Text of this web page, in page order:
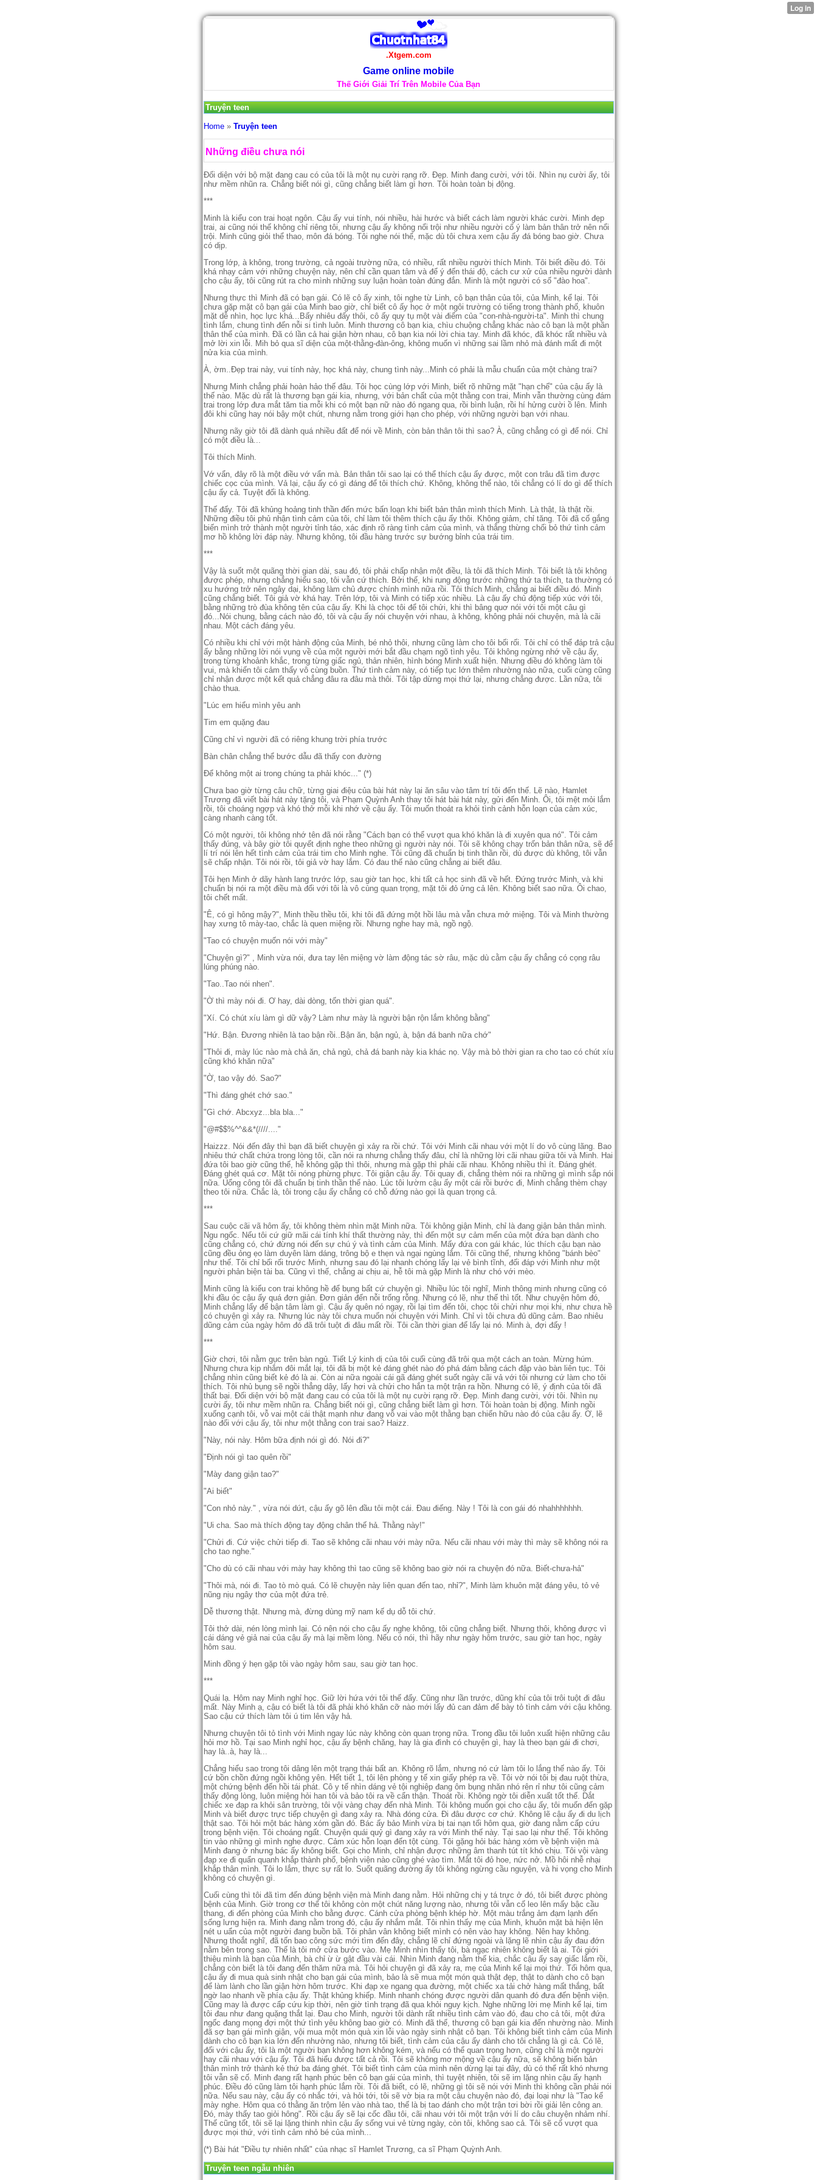
.Xtgem.com
Game online mobile
Thế Giới Giải Trí Trên Mobile Của Bạn
Truyện teen
Home » Truyện teen
Những điều chưa nói
Đối diện với bộ mặt đang cau có của tôi là một nụ cười rạng rỡ. Đẹp. Minh đang cười, với tôi. Nhìn nụ cười ấy, tôi
như mềm nhũn ra. Chẳng biết nói gì, cũng chẳng biết làm gì hơn. Tôi hoàn toàn bị động.
***
Minh là kiểu con trai hoạt ngôn. Cậu ấy vui tính, nói nhiều, hài hước và biết cách làm người khác cười. Minh đẹp
trai, ai cũng nói thế không chỉ riêng tôi, nhưng cậu ấy không nổi trội như nhiều người cố ý làm bản thân trở nên nổi
trội. Minh cũng giỏi thể thao, môn đá bóng. Tôi nghe nói thế, mặc dù tôi chưa xem cậu ấy đá bóng bao giờ. Chưa
có dịp.
Trong lớp, à không, trong trường, cả ngoài trường nữa, có nhiều, rất nhiều người thích Minh. Tôi biết điều đó. Tôi
khá nhạy cảm với những chuyện này, nên chỉ cần quan tâm và để ý đến thái độ, cách cư xử của nhiều người dành
cho cậu ấy, tôi cũng rút ra cho mình những suy luận hoàn toàn đúng đắn. Minh là một người có số "đào hoa".
Nhưng thực thì Minh đã có bạn gái. Có lẽ cô ấy xinh, tôi nghe từ Linh, cô bạn thân của tôi, của Minh, kể lại. Tôi
chưa gặp mặt cô bạn gái của Minh bao giờ, chỉ biết cô ấy học ở một ngôi trường có tiếng trong thành phố, khuôn
mặt dễ nhìn, học lực khá...Bấy nhiêu đấy thôi, cô ấy quy tụ một vài điểm của "con-nhà-người-ta". Minh thì chung
tình lắm, chung tình đến nỗi si tình luôn. Minh thương cô bạn kia, chìu chuộng chẳng khác nào cô bạn là một phần
thân thể của mình. Đã có lần cả hai giận hờn nhau, cô bạn kia nói lời chia tay. Minh đã khóc, đã khóc rất nhiều và
mở lời xin lỗi. Mih bỏ qua sĩ diện của một-thằng-đàn-ông, không muốn vì những sai lầm nhỏ mà đánh mất đi một
nửa kia của mình.
À, ờm..Đẹp trai này, vui tính này, học khá này, chung tình này...Minh có phải là mẫu chuẩn của một chàng trai?
Nhưng Minh chẳng phải hoàn hảo thế đâu. Tôi học cùng lớp với Minh, biết rõ những mặt "hạn chế" của cậu ấy là
thế nào. Mặc dù rất là thương bạn gái kia, nhưng, với bản chất của một thằng con trai, Minh vẫn thường cùng đám
trai trong lớp đưa mắt tăm tia mỗi khi có một bạn nữ nào đó ngang qua, rồi bình luận, rồi hí hửng cười ồ lên. Minh
đôi khi cũng hay nói bậy một chút, nhưng nằm trong giới hạn cho phép, với những người bạn với nhau.
Nhưng nãy giờ tôi đã dành quá nhiều đất để nói về Minh, còn bản thân tôi thì sao? À, cũng chẳng có gì để nói. Chỉ
có một điều là...
Tôi thích Minh.
Vớ vẩn, đây rõ là một điều vớ vẩn mà. Bản thân tôi sao lại có thể thích cậu ấy được, một con trâu đã tìm được
chiếc cọc của mình. Vả lại, cậu ấy có gì đáng để tôi thích chứ. Không, không thể nào, tôi chẳng có lí do gì để thích
cậu ấy cả. Tuyệt đối là không.
Thế đấy. Tôi đã khủng hoảng tinh thần đến mức bấn loạn khi biết bản thân mình thích Minh. Là thật, là thật rồi.
Những điều tôi phủ nhận tình cảm của tôi, chỉ làm tôi thêm thích cậu ấy thôi. Không giảm, chỉ tăng. Tôi đã cố gắng
biến mình trở thành một người tỉnh táo, xác định rõ ràng tình cảm của mình, và thẳng thừng chối bỏ thứ tình cảm
mơ hồ không lời đáp này. Nhưng không, tôi đầu hàng trước sự bướng bỉnh của trái tim.
***
Vậy là suốt một quãng thời gian dài, sau đó, tôi phải chấp nhận một điều, là tôi đã thích Minh. Tôi biết là tôi không
được phép, nhưng chẳng hiểu sao, tôi vẫn cứ thích. Bởi thế, khi rung động trước những thứ ta thích, ta thường có
xu hướng trở nên ngây dại, không làm chủ được chính mình nữa rồi. Tôi thích Minh, chẳng ai biết điều đó. Minh
cũng chẳng biết. Tôi giả vờ khá hay. Trên lớp, tôi và Minh có tiếp xúc nhiều. Là cậu ấy chủ động tiếp xúc với tôi,
bằng những trò đùa không tên của cậu ấy. Khi là chọc tôi để tôi chửi, khi thì bâng quơ nói với tôi một câu gì
đó...Nói chung, bằng cách nào đó, tôi và cậu ấy nói chuyện với nhau, à không, không phải nói chuyện, mà là cãi
nhau. Một cách đáng yêu.
Có nhiều khi chỉ với một hành động của Minh, bé nhỏ thôi, nhưng cũng làm cho tôi bối rối. Tôi chỉ có thể đáp trả cậu
ấy bằng những lời nói vụng về của một người mới bắt đầu chạm ngõ tình yêu. Tôi không ngừng nhớ về cậu ấy,
trong từng khoảnh khắc, trong từng giấc ngủ, thản nhiên, hình bóng Minh xuất hiện. Nhưng điều đó không làm tôi
vui, mà khiến tôi cảm thấy vô cùng buồn. Thứ tình cảm này, có tiếp tục lớn thêm nhường nào nữa, cuối cùng cũng
chỉ nhận được một kết quả chẳng đâu ra đâu mà thôi. Tôi tập dừng mọi thứ lại, nhưng chẳng được. Lần nữa, tôi
chào thua.
"Lúc em hiểu mình yêu anh
Tim em quặng đau
Cũng chỉ vì người đã có riêng khung trời phía trước
Bàn chân chẳng thể bước dẫu đã thấy con đường
Để không một ai trong chúng ta phải khóc..." (*)
Chưa bao giờ từng câu chữ, từng giai điệu của bài hát này lại ăn sâu vào tâm trí tôi đến thế. Lẽ nào, Hamlet
Trương đã viết bài hát này tặng tôi, và Phạm Quỳnh Anh thay tôi hát bài hát này, gửi đến Minh. Ôi, tôi mệt mỏi lắm
rồi, tôi choáng ngợp và khó thở mỗi khi nhớ về cậu ấy. Tôi muốn thoát ra khỏi tình cảnh hỗn loạn của cảm xúc,
càng nhanh càng tốt.
Có một người, tôi không nhớ tên đã nói rằng "Cách bạn có thể vượt qua khó khăn là đi xuyên qua nó". Tôi cảm
thấy đúng, và bây giờ tôi quyết định nghe theo những gì người này nói. Tôi sẽ không chạy trốn bản thân nữa, sẽ để
lí trí nói lên hết tình cảm của trái tim cho Minh nghe. Tôi cũng đã chuẩn bị tinh thần rồi, dù được dù không, tôi vẫn
sẽ chấp nhận. Tôi nói rồi, tôi giả vờ hay lắm. Có đau thế nào cũng chẳng ai biết đâu.
Tôi hẹn Minh ở dãy hành lang trước lớp, sau giờ tan học, khi tất cả học sinh đã về hết. Đứng trước Minh, và khi
chuẩn bị nói ra một điều mà đối với tôi là vô cùng quan trọng, mặt tôi đỏ ửng cả lên. Không biết sao nữa. Ôi chao,
tôi chết mất.
"Ê, có gì hông mậy?", Minh thều thều tôi, khi tôi đã đứng một hồi lâu mà vẫn chưa mở miệng. Tôi và Minh thường
hay xưng tô mày-tao, chắc là quen miệng rồi. Nhưng nghe hay mà, ngồ ngộ.
"Tao có chuyện muốn nói với mày"
"Chuyện gì?" , Minh vừa nói, đưa tay lên miệng vờ làm động tác sờ râu, mặc dù cằm cậu ấy chẳng có cọng râu
lúng phúng nào.
"Tao..Tao nói nhen".
"Ờ thì mày nói đi. Ơ hay, dài dòng, tốn thời gian quá".
"Xí. Có chút xíu làm gì dữ vậy? Làm như mày là người bận rộn lắm không bằng"
"Hứ. Bận. Đương nhiên là tao bận rồi..Bận ăn, bận ngủ, à, bận đá banh nữa chớ"
"Thôi đi, mày lúc nào mà chả ăn, chả ngủ, chả đá banh này kia khác nọ. Vậy mà bỏ thời gian ra cho tao có chút xíu
cũng khó khăn nữa"
"Ờ, tao vậy đó. Sao?"
"Thì đáng ghét chớ sao."
"Gì chớ. Abcxyz...bla bla..."
"@#$$%^^&&*(////...."
Haizzz. Nói đến đây thì bạn đã biết chuyện gì xảy ra rồi chứ. Tôi với Minh cãi nhau với một lí do vô cùng lãng. Bao
nhiêu thứ chất chứa trong lòng tôi, cần nói ra nhưng chẳng thấy đâu, chỉ là những lời cãi nhau giữa tôi và Minh. Hai
đứa tôi bao giờ cũng thế, hễ không gặp thì thôi, nhưng mà gặp thì phải cãi nhau. Không nhiều thì ít. Đáng ghét.
Đáng ghét quá cơ. Mặt tôi nóng phừng phực. Tôi giận cậu ấy. Tôi quay đi, chẳng thèm nói ra những gì mình sắp nói
nữa. Uổng công tôi đã chuẩn bị tinh thần thế nào. Lúc tôi lườm cậu ấy một cái rồi bước đi, Minh chẳng thèm chạy
theo tôi nữa. Chắc là, tôi trong cậu ấy chẳng có chỗ đứng nào gọi là quan trọng cả.
***
Sau cuộc cãi vã hôm ấy, tôi không thèm nhìn mặt Minh nữa. Tôi không giận Minh, chỉ là đang giận bản thân mình.
Ngu ngốc. Nếu tôi cứ giữ mãi cái tính khí thất thường này, thì đến một sự cảm mến của một đứa bạn dành cho
cũng chẳng có, chứ đừng nói đến sự chú ý và tình cảm của Minh. Mấy đứa con gái khác, lúc thích cậu bạn nào
cũng đều ỏng ẹo làm duyên làm dáng, trông bộ e thẹn và ngại ngùng lắm. Tôi cũng thế, nhưng không "bánh bèo"
như thế. Tôi chỉ bối rối trước Minh, nhưng sau đó lại nhanh chóng lấy lại vẻ bình tĩnh, đối đáp với Minh như một
người phản biện tài ba. Cũng vì thế, chẳng ai chịu ai, hễ tôi mà gặp Minh là như chó với mèo.
Minh cũng là kiểu con trai không hề để bụng bất cứ chuyện gì. Nhiều lúc tôi nghĩ, Minh thông minh nhưng cũng có
khi đầu óc cậu ấy quá đơn giản. Đơn giản đến nỗi trống rỗng. Nhưng có lẽ, như thế thì tốt. Như chuyện hôm đó,
Minh chẳng lấy để bận tâm làm gì. Cậu ấy quên nó ngay, rồi lại tìm đến tôi, chọc tôi chửi như mọi khi, như chưa hề
có chuyện gì xảy ra. Nhưng lúc này tôi chưa muốn nói chuyện với Minh. Chỉ vì tôi chưa đủ dũng cảm. Bao nhiêu
dũng cảm của ngày hôm đó đã trôi tuột đi đâu mất rồi. Tôi cần thời gian để lấy lại nó. Minh à, đợi đấy !
***
Giờ chơi, tôi nằm gục trên bàn ngủ. Tiết Lý kinh dị của tôi cuối cùng đã trôi qua một cách an toàn. Mừng húm.
Nhưng chưa kịp nhắm đôi mắt lại, tôi đã bị một kẻ đáng ghét nào đó phá đám bằng cách đập vào bàn liên tục. Tôi
chẳng nhìn cũng biết kẻ đó là ai. Còn ai nữa ngoài cái gã đáng ghét suốt ngày cãi vả với tôi nhưng cứ làm cho tôi
thích. Tôi nhủ bụng sẽ ngồi thẳng dậy, lấy hơi và chửi cho hắn ta một trận ra hồn. Nhưng có lẽ, ý định của tôi đã
thất bại. Đối diện với bộ mặt đang cau có của tôi là một nụ cười rạng rỡ. Đẹp. Minh đang cười, với tôi. Nhìn nụ
cười ấy, tôi như mềm nhũn ra. Chẳng biết nói gì, cũng chẳng biết làm gì hơn. Tôi hoàn toàn bị động. Minh ngồi
xuống cạnh tôi, vỗ vai một cái thật mạnh như đang vỗ vai vào một thằng bạn chiến hữu nào đó của cậu ấy. Ơ, lẽ
nào đối với cậu ấy, tôi như một thằng con trai sao? Haizz.
"Này, nói này. Hôm bữa định nói gì đó. Nói đi?"
"Định nói gì tao quên rồi"
"Mày đang giận tao?"
"Ai biết"
"Con nhỏ này." , vừa nói dứt, cậu ấy gõ lên đầu tôi một cái. Đau điếng. Này ! Tôi là con gái đó nhahhhhhhh.
"Ui cha. Sao mà thích động tay động chân thế hả. Thằng này!"
"Chửi đi. Cứ việc chửi tiếp đi. Tao sẽ không cãi nhau với mày nữa. Nếu cãi nhau với mày thì mày sẽ không nói ra
cho tao nghe."
"Cho dù có cãi nhau với mày hay không thì tao cũng sẽ không bao giờ nói ra chuyện đó nữa. Biết-chưa-hả"
"Thôi mà, nói đi. Tao tò mò quá. Có lẽ chuyện này liên quan đến tao, nhỉ?", Minh làm khuôn mặt đáng yêu, tỏ vẻ
nũng nịu ngây thơ của một đứa trẻ.
Dễ thương thật. Nhưng mà, đừng dùng mỹ nam kế dụ dỗ tôi chứ.
Tôi thở dài, nén lòng mình lại. Có nên nói cho cậu ấy nghe không, tôi cũng chẳng biết. Nhưng thôi, không được vì
cái dáng vẻ giả nai của cậu ấy mà lại mềm lòng. Nếu có nói, thì hãy như ngày hôm trước, sau giờ tan học, ngày
hôm sau.
Minh đồng ý hẹn gặp tôi vào ngày hôm sau, sau giờ tan học.
***
Quái lạ. Hôm nay Minh nghỉ học. Giữ lời hứa với tôi thế đấy. Cũng như lần trước, dũng khí của tôi trôi tuột đi đâu
mất. Này Minh ạ, cậu có biết là tôi đã phải khó khăn cỡ nào mới lấy đủ can đảm để bày tỏ tình cảm với cậu không.
Sao cậu cứ thích làm tôi ú tim lên vậy hả.
Nhưng chuyện tôi tỏ tình với Minh ngay lúc này không còn quan trọng nữa. Trong đầu tôi luôn xuất hiện những câu
hỏi mơ hồ. Tại sao Minh nghỉ học, cậu ấy bệnh chăng, hay là gia đình có chuyện gì, hay là theo bạn gái đi chơi,
hay là..à, hay là...
Chẳng hiểu sao trong tôi dâng lên một trạng thái bất an. Không rõ lắm, nhưng nó cứ làm tôi lo lắng thế nào ấy. Tôi
cứ bồn chồn đứng ngồi không yên. Hết tiết 1, tôi lên phòng y tế xin giấy phép ra về. Tôi vờ nói tôi bị đau ruột thừa,
một chứng bệnh đến hồi tái phát. Cô y tế nhìn dáng vẻ tội nghiệp đang ôm bụng nhăn nhó rên rỉ như tôi cũng cảm
thấy động lòng, luôn miệng hỏi han tôi và bảo tôi ra về cẩn thận. Thoát rồi. Không ngờ tôi diễn xuất tốt thế. Dắt
chiếc xe đạp ra khỏi sân trường, tôi vội vàng chạy đến nhà Minh. Tôi không muốn gọi cho cậu ấy, tôi muốn đến gặp
Minh và biết được trực tiếp chuyện gì đang xảy ra. Nhà đóng cửa. Đi đâu được cơ chứ. Không lẽ cậu ấy đi du lịch
thật sao. Tôi hỏi một bác hàng xóm gần đó. Bác ấy bảo Minh vừa bị tai nạn tối hôm qua, giờ đang nằm cấp cứu
trong bệnh viện. Tôi choáng ngất. Chuyện quái quỷ gì đang xảy ra với Minh thế này. Tại sao lại như thế. Tôi không
tin vào những gì mình nghe được. Cảm xúc hỗn loạn đến tột cùng. Tôi gặng hỏi bác hàng xóm về bệnh viện mà
Minh đang ở nhưng bác ấy không biết. Gọi cho Minh, chỉ nhận được những âm thanh tút tít khó chịu. Tôi vội vàng
đạp xe đi quẩn quanh khắp thành phố, bệnh viện nào cũng ghé vào tìm. Mắt tôi đỏ hoe, nức nở. Mồ hôi nhễ nhại
khắp thân mình. Tôi lo lắm, thực sự rất lo. Suốt quãng đường ấy tôi không ngừng cầu nguyện, và hi vọng cho Minh
không có chuyện gì.
Cuối cùng thì tôi đã tìm đến đúng bệnh viện mà Minh đang nằm. Hỏi những chị y tá trực ở đó, tôi biết được phòng
bệnh của Minh. Giờ trong cơ thể tôi không còn một chút năng lượng nào, nhưng tôi vẫn cố leo lên mấy bậc cầu
thang, đi đến phòng của Minh cho bằng được. Cánh cửa phòng bệnh khép hờ. Một màu trắng ảm đạm lạnh đến
sống lưng hiện ra. Minh đang nằm trong đó, cậu ấy nhắm mắt. Tôi nhìn thấy mẹ của Minh, khuôn mặt bà hiện lên
nét u uẩn của một người đang buồn bã. Tôi phân vân không biết mình có nên vào hay không. Nên hay không.
Nhưng thoắt nghĩ, đã tốn bao công sức mới tìm đến đây, chẳng lẽ chỉ đứng ngoài và lặng lẽ nhìn cậu ấy đau đớn
nằm bên trong sao. Thế là tôi mở cửa bước vào. Mẹ Minh nhìn thấy tôi, bà ngạc nhiên không biết là ai. Tôi giới
thiệu mình là bạn của Minh, bà chỉ ừ ừ gật đầu vài cái. Nhìn Minh đang nằm thế kia, chắc cậu ấy say giấc lắm rồi,
chẳng còn biết là tôi đang đến thăm nữa mà. Tôi hỏi chuyện gì đã xảy ra, mẹ của Minh kể lại mọi thứ. Tối hôm qua,
cậu ấy đi mua quà sinh nhật cho bạn gái của mình, bảo là sẽ mua một món quà thật đẹp, thật to dành cho cô bạn
để làm lành cho lần giận hờn hôm trước. Khi đạp xe ngang qua đường, một chiếc xa tải chở hàng mất thắng, bất
ngờ lao nhanh về phía cậu ấy. Thật khủng khiếp. Minh nhanh chóng được người dân quanh đó đưa đến bệnh viện.
Cũng may là được cấp cứu kịp thời, nên giờ tình trạng đã qua khỏi nguy kịch. Nghe những lời mẹ Minh kể lại, tim
tôi đau như đang quặng thắt lại. Đau cho Minh, người tôi dành rất nhiều tình cảm vào đó, đau cho cả tôi, một đứa
ngốc đang mọng đợi một thứ tình yêu không bao giờ có. Minh đã thế, thương cô bạn gái kia đến nhường nào. Minh
đã sợ bạn gái mình giận, vội mua một món quà xin lỗi vào ngày sinh nhật cô bạn. Tôi không biết tình cảm của Minh
dành cho cô bạn kia lớn đến nhường nào, nhưng tôi biết, tình cảm của cậu ấy dành cho tôi chẳng là gì cả. Có lẽ,
đối với cậu ấy, tôi là một người bạn không hơn không kém, và nếu có thể quan trọng hơn, cũng chỉ là một người
hay cãi nhau với cậu ấy. Tôi đã hiểu được tất cả rồi. Tôi sẽ không mơ mộng về cậu ấy nữa, sẽ không biến bản
thân mình trở thành kẻ thứ ba đáng ghét. Tôi biết tình cảm của mình nên dừng lại tại đây, dù có thể rất khó nhưng
tôi vẫn sẽ cố. Minh đang rất hạnh phúc bên cô bạn gái của mình, thì tuyệt nhiên, tôi sẽ im lặng nhìn cậu ấy hạnh
phúc. Điều đó cũng làm tôi hạnh phúc lắm rồi. Tôi đã biết, có lẽ, những gì tôi sẽ nói với Minh thì không cần phải nói
nữa. Nếu sau này, cậu ấy có nhắc tới, và hỏi tới, tôi sẽ vờ bịa ra một câu chuyện nào đó, đại loại như là "Tao kể
mày nghe. Hôm qua có thằng ăn trộm lẻn vào nhà tao, thế là bị tao đánh cho một trận tơi bời rồi giải lên công an.
Đó, mày thấy tao giỏi hông". Rồi cậu ấy sẽ lại cốc đầu tôi, cãi nhau với tôi một trận với lí do câu chuyện nhảm nhí.
Thế cũng tốt, tôi sẽ lại lặng thinh nhìn cậu ấy sống vui vẻ từng ngày, còn tôi, không sao cả. Tôi sẽ cố vượt qua
được mọi thứ, với tình cảm nhỏ bé của mình...
(*) Bài hát "Điều tự nhiên nhất" của nhạc sĩ Hamlet Trương, ca sĩ Phạm Quỳnh Anh.
Truyện teen ngẫu nhiên